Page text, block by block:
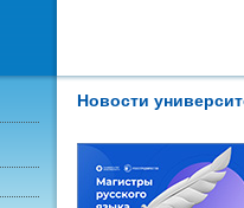
Новости